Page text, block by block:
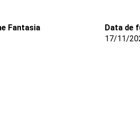
Fantasia
Data de
17/11/